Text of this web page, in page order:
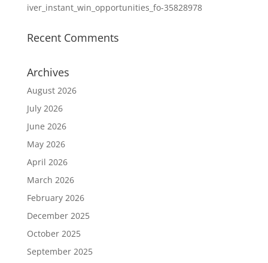
iver_instant_win_opportunities_fo-35828978
Recent Comments
Archives
August 2026
July 2026
June 2026
May 2026
April 2026
March 2026
February 2026
December 2025
October 2025
September 2025